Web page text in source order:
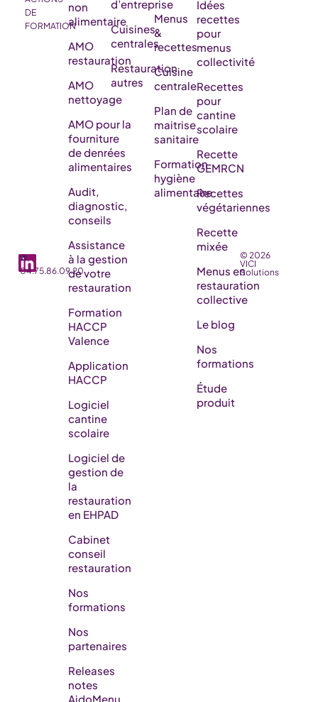
☎️
04.75.86.09.20
DE
FORMATION
non
alimentaire
AMO
restauration
AMO
nettoyage
AMO pour la
fourniture
de denrées
alimentaires
Audit,
diagnostic,
conseils
Assistance
à la gestion
de votre
restauration
Formation
HACCP
Valence
Application
HACCP
Logiciel
cantine
scolaire
Logiciel de
gestion de
la
restauration
en EHPAD​
Cabinet
conseil
restauration
Nos
formations
Nos
partenaires
Releases
notes
AidoMenu
d’entreprise
Cuisines
centrales
Restauration
autres
Menus
&
recettes
Cuisine
centrale
Plan de
maitrise
sanitaire
Formation
hygiène
alimentaire
Idées
recettes
pour
menus
collectivité
Recettes
pour
cantine
scolaire
Recette
GEMRCN
Recettes
végétariennes
Recette
mixée
Menus en
restauration
collective
Le blog
Nos
formations
Étude
produit
© 2026
VICI
Solutions